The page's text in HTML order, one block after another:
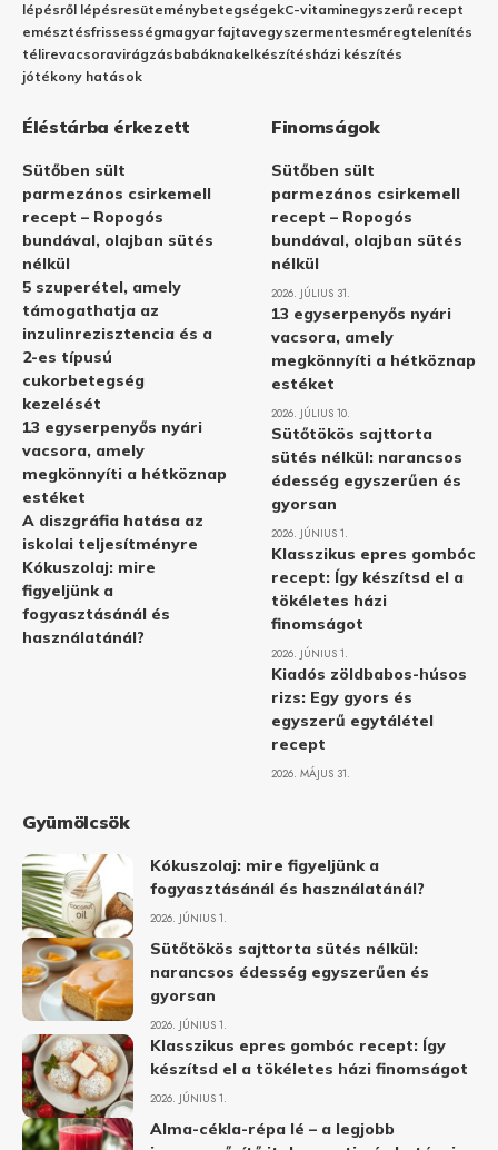
lépésről lépésresüteménybetegségekC-vitaminegyszerű recept
emésztésfrissességmagyar fajtavegyszermentesméregtelenítés
télirevacsoravirágzásbabáknakelkészítésházi készítés
jótékony hatások
Éléstárba érkezett
Sütőben sült
parmezános csirkemell
recept – Ropogós
bundával, olajban sütés
nélkül
5 szuperétel, amely
támogathatja az
inzulinrezisztencia és a
2-es típusú
cukorbetegség
kezelését
13 egyserpenyős nyári
vacsora, amely
megkönnyíti a hétköznap
estéket
A diszgráfia hatása az
iskolai teljesítményre
Kókuszolaj: mire
figyeljünk a
fogyasztásánál és
használatánál?
Finomságok
Sütőben sült
parmezános csirkemell
recept – Ropogós
bundával, olajban sütés
nélkül
2026. JÚLIUS 31.
13 egyserpenyős nyári
vacsora, amely
megkönnyíti a hétköznap
estéket
2026. JÚLIUS 10.
Sütőtökös sajttorta
sütés nélkül: narancsos
édesség egyszerűen és
gyorsan
2026. JÚNIUS 1.
Klasszikus epres gombóc
recept: Így készítsd el a
tökéletes házi
finomságot
2026. JÚNIUS 1.
Kiadós zöldbabos-húsos
rizs: Egy gyors és
egyszerű egytálétel
recept
2026. MÁJUS 31.
Gyümölcsök
Kókuszolaj: mire figyeljünk a
fogyasztásánál és használatánál?
2026. JÚNIUS 1.
Sütőtökös sajttorta sütés nélkül:
narancsos édesség egyszerűen és
gyorsan
2026. JÚNIUS 1.
Klasszikus epres gombóc recept: Így
készítsd el a tökéletes házi finomságot
2026. JÚNIUS 1.
Alma-cékla-répa lé – a legjobb